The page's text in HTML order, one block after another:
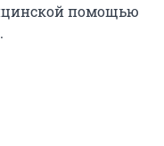
помощью